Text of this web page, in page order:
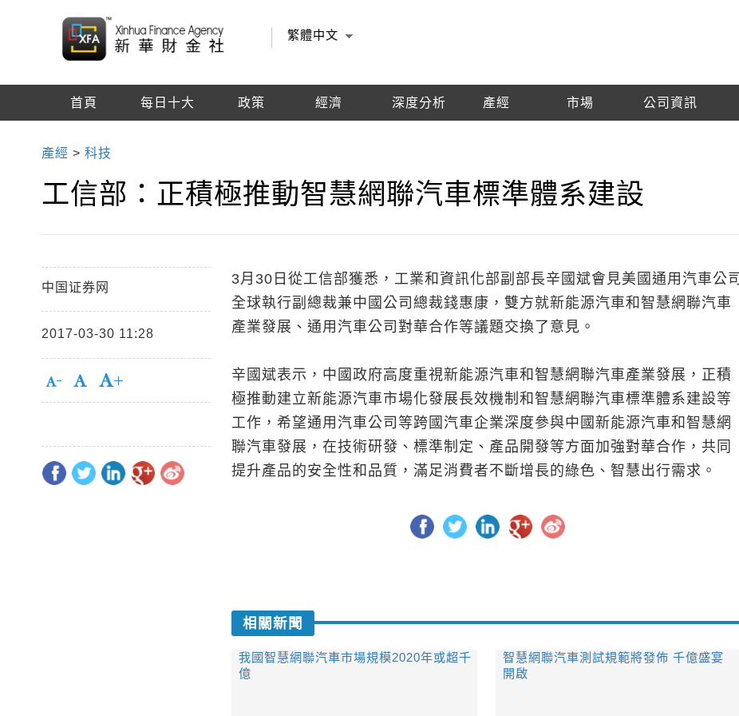
繁體中文
首頁 每日十大 政策 經濟 深度分析 產經 市場 公司資訊
產經 >科技
工信部：正積極推動智慧網聯汽車標準體系建設
中国证券网
2017-03-30 11:28
3月30日從工信部獲悉，工業和資訊化部副部長辛國斌會見美國通用汽車公司
全球執行副總裁兼中國公司總裁錢惠康，雙方就新能源汽車和智慧網聯汽車
產業發展、通用汽車公司對華合作等議題交換了意見。
辛國斌表示，中國政府高度重視新能源汽車和智慧網聯汽車產業發展，正積
極推動建立新能源汽車市場化發展長效機制和智慧網聯汽車標準體系建設等
工作，希望通用汽車公司等跨國汽車企業深度參與中國新能源汽車和智慧網
聯汽車發展，在技術研發、標準制定、產品開發等方面加強對華合作，共同
提升產品的安全性和品質，滿足消費者不斷增長的綠色、智慧出行需求。
相關新聞
我國智慧網聯汽車市場規模2020年或超千
億
智慧網聯汽車測試規範將發佈 千億盛宴
開啟